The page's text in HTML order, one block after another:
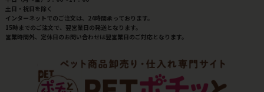
土日・祝日を除く
インターネットでのご注文は、24時間承っております。
15時までのご注文で、翌営業日の発送となります。
営業時間外、定休日のお問い合わせは翌営業日のご対応となります。